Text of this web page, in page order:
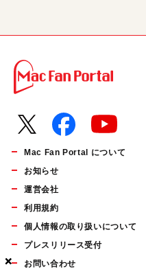
×
×
×
Mac Fan Portal について
お知らせ
運営会社
利用規約
個人情報の取り扱いについて
プレスリリース受付
お問い合わせ